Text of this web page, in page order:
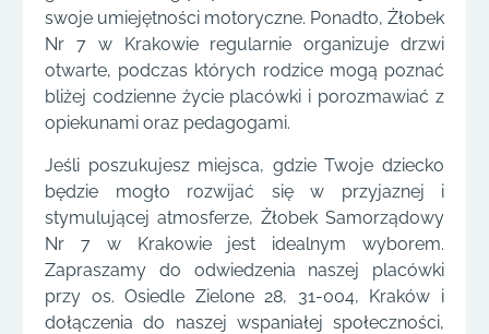
swoje umiejętności motoryczne. Ponadto, Żłobek
Nr 7 w Krakowie regularnie organizuje drzwi
otwarte, podczas których rodzice mogą poznać
bliżej codzienne życie placówki i porozmawiać z
opiekunami oraz pedagogami.
Jeśli poszukujesz miejsca, gdzie Twoje dziecko
będzie mogło rozwijać się w przyjaznej i
stymulującej atmosferze, Żłobek Samorządowy
Nr 7 w Krakowie jest idealnym wyborem.
Zapraszamy do odwiedzenia naszej placówki
przy os. Osiedle Zielone 28, 31-004, Kraków i
dołączenia do naszej wspaniałej społeczności,